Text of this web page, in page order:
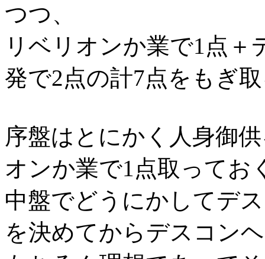
つつ、
リベリオンか業で1点＋
発で2点の計7点をもぎ
序盤はとにかく人身御
オンか業で1点取ってお
中盤でどうにかしてデ
を決めてからデスコン